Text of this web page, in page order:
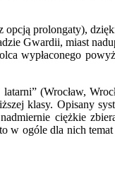
prolongaty),
Gwardii, miast
wypłaconego
(Wrocław,
klasy. Opisany
ciężkie
w ogóle dla nich